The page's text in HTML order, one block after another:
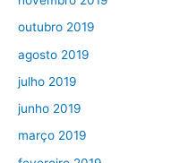
outubro 2019
agosto 2019
julho 2019
junho 2019
março 2019